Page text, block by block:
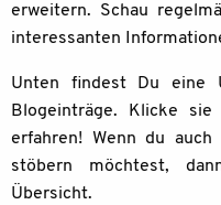
erweitern. Schau
interessanten
Unten findest Du eine
Blogeinträge. Klicke
erfahren! Wenn du
stöbern möchtest,
Übersicht.